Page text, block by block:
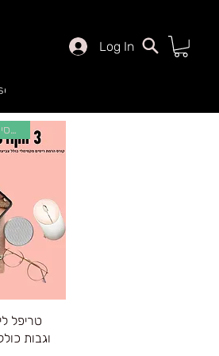
Log In
3 קורסים במחיר שווה במיוחד
טריפל
וגבות